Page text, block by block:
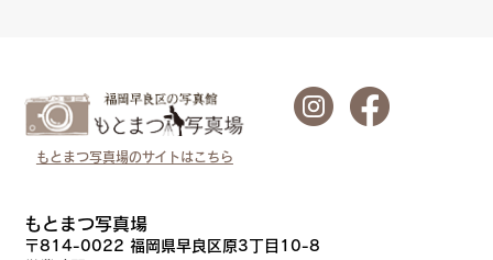
もとまつ写真場のサイトはこちら
もとまつ写真場
〒814-0022 福岡県早良区原3丁目10-8